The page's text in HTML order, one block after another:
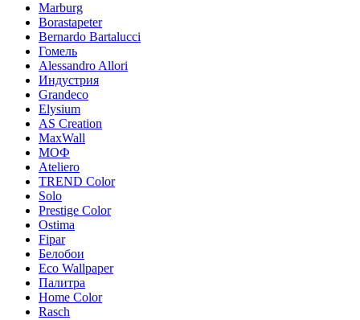
Marburg
Borastapeter
Bernardo Bartalucci
Гомель
Alessandro Allori
Индустрия
Grandeco
Elysium
AS Creation
MaxWall
МОФ
Ateliero
TREND Color
Solo
Prestige Color
Ostima
Fipar
Белобои
Eco Wallpaper
Палитра
Home Color
Rasch